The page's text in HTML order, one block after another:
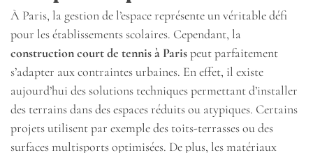
À Paris, la gestion de l’espace représente un véritable défi
pour les établissements scolaires. Cependant, la
construction court de tennis à Parispeut parfaitement
s’adapter aux contraintes urbaines. En effet, il existe
aujourd’hui des solutions techniques permettant d’installer
des terrains dans des espaces réduits ou atypiques. Certains
projets utilisent par exemple des toits-terrasses ou des
surfaces multisports optimisées. De plus, les matériaux